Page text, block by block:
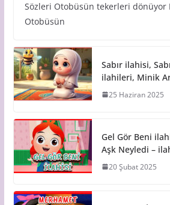
Sözleri Otobüsün tekerleri dönüyor
Otobüsün
Sabır ilahisi,
ilahileri, Minik
25 Haziran 2025
Gel Gör Beni
Aşk Neyledi –
20 Şubat 2025